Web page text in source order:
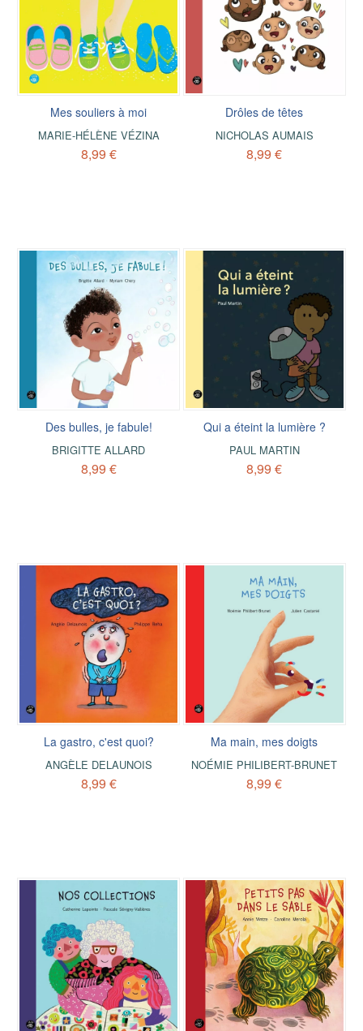
Mes souliers à moi
MARIE-HÉLÈNE VÉZINA
8,99 €
Drôles de têtes
NICHOLAS AUMAIS
8,99 €
Des bulles, je fabule!
BRIGITTE ALLARD
8,99 €
Qui a éteint la lumière ?
PAUL MARTIN
8,99 €
La gastro, c'est quoi?
ANGÈLE DELAUNOIS
8,99 €
Ma main, mes doigts
NOÉMIE PHILIBERT-BRUNET
8,99 €